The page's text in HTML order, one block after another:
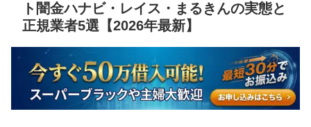
ト闇金ハナビ・レイス・まるきんの実態と
正規業者5選【2026年最新】